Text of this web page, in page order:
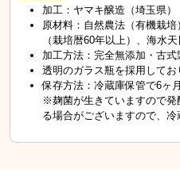
加工：ヤマキ醸造（埼玉県）
原材料：自然農法（有機栽
（栽培暦60年以上）、海水
加工方法：完全無添加・古式
透明のガラス瓶を採用してお
保存方法：冷蔵庫保管で6ヶ
※麹菌が生きていますので発
る場合がございますので、冷